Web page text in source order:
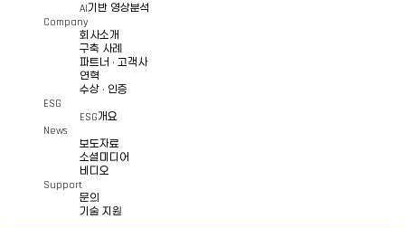
AI기반 영상분석
Company
회사소개
구축 사례
파트너 · 고객사
연혁
수상 · 인증
ESG
ESG개요
News
보도자료
소셜미디어
비디오
Support
문의
기술 지원